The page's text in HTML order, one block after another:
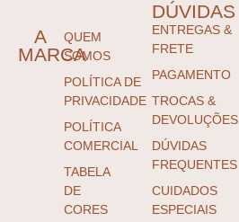
A
MARCA
QUEM
SOMOS
POLÍTICA DE
PRIVACIDADE
POLÍTICA
COMERCIAL
TABELA
DE
CORES
DÚVIDAS
ENTREGAS &
FRETE
PAGAMENTO
TROCAS &
DEVOLUÇÕES
DÚVIDAS
FREQUENTES
CUIDADOS
ESPECIAIS